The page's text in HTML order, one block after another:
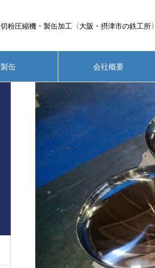
切粉圧縮機・製缶加工〈大阪・摂津市の鉄工所〉
製缶 会社概要